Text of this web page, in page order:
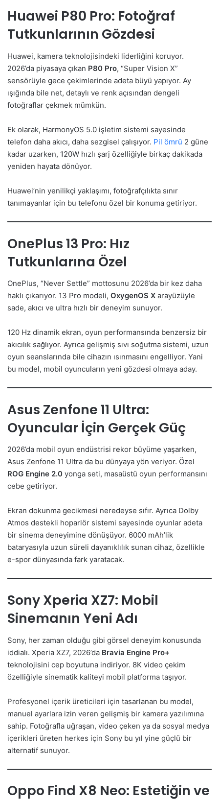
Huawei P80 Pro: Fotoğraf
Tutkunlarının Gözdesi
Huawei, kamera teknolojisindeki liderliğini koruyor.
2026’da piyasaya çıkan P80 Pro, “Super Vision X”
sensörüyle gece çekimlerinde adeta büyü yapıyor. Ay
ışığında bile net, detaylı ve renk açısından dengeli
fotoğraflar çekmek mümkün.
Ek olarak, HarmonyOS 5.0 işletim sistemi sayesinde
telefon daha akıcı, daha sezgisel çalışıyor. Pil ömrü 2 güne
kadar uzarken, 120W hızlı şarj özelliğiyle birkaç dakikada
yeniden hayata dönüyor.
Huawei’nin yenilikçi yaklaşımı, fotoğrafçılıkta sınır
tanımayanlar için bu telefonu özel bir konuma getiriyor.
OnePlus 13 Pro: Hız
Tutkunlarına Özel
OnePlus, “Never Settle” mottosunu 2026’da bir kez daha
haklı çıkarıyor. 13 Pro modeli, OxygenOS X arayüzüyle
sade, akıcı ve ultra hızlı bir deneyim sunuyor.
120 Hz dinamik ekran, oyun performansında benzersiz bir
akıcılık sağlıyor. Ayrıca gelişmiş sıvı soğutma sistemi, uzun
oyun seanslarında bile cihazın ısınmasını engelliyor. Yani
bu model, mobil oyuncuların yeni gözdesi olmaya aday.
Asus Zenfone 11 Ultra:
Oyuncular İçin Gerçek Güç
2026’da mobil oyun endüstrisi rekor büyüme yaşarken,
Asus Zenfone 11 Ultra da bu dünyaya yön veriyor. Özel
ROG Engine 2.0 yonga seti, masaüstü oyun performansını
cebe getiriyor.
Ekran dokunma gecikmesi neredeyse sıfır. Ayrıca Dolby
Atmos destekli hoparlör sistemi sayesinde oyunlar adeta
bir sinema deneyimine dönüşüyor. 6000 mAh’lik
bataryasıyla uzun süreli dayanıklılık sunan cihaz, özellikle
e-spor dünyasında fark yaratacak.
Sony Xperia XZ7: Mobil
Sinemanın Yeni Adı
Sony, her zaman olduğu gibi görsel deneyim konusunda
iddialı. Xperia XZ7, 2026’da Bravia Engine Pro+
teknolojisini cep boyutuna indiriyor. 8K video çekim
özelliğiyle sinematik kaliteyi mobil platforma taşıyor.
Profesyonel içerik üreticileri için tasarlanan bu model,
manuel ayarlara izin veren gelişmiş bir kamera yazılımına
sahip. Fotoğrafla uğraşan, video çeken ya da sosyal medya
içerikleri üreten herkes için Sony bu yıl yine güçlü bir
alternatif sunuyor.
Oppo Find X8 Neo: Estetiğin ve